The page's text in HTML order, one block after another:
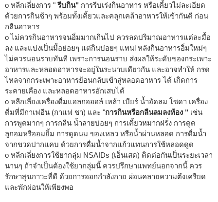
o หลีกเลี่ยงการ " รีบกิน" การรีบเร่งกินอาหาร หรือเคี้ยวไม่ละเอียด
ด้วยการกินช้าๆ พร้อมทั้งเคี้ยวและคลุกเคล้าอาหารให้เข้ากันดี ก่อน
กลืนอาหาร
o ไม่ควรกินอาหารจนอิ่มมากเกินไป ควรลดปริมาณอาหารแต่ละมื้อ
ลง และแบ่งเป็นมื้อย่อยๆ แต่กินบ่อยๆ แทนl หลังกินอาหารอิ่มใหม่ๆ
ไม่ควรนอนราบทันที เพราะการนอนราบ ส่งผลให้ระดับของกระเพาะ
อาหารและหลอดอาหารจะอยู่ในระนาบเดียวกัน และอาจทำให้ กรด
ไหลจากกระเพาะอาหารย้อนกลับเข้าสู่หลอดอาหาร ได้ เกิดการ
ระคายเคือง และหลอดอาหารอักเสบได้
o หลีกเลี่ยงเครื่องดื่มแอลกอฮอล์ เหล้า เบียร์ น้ำอัดลม โซดา เครื่อง
ดื่มที่มีกาเฟอีน (กาแฟ ชา) และ "การกินหรือกลืนลมลงท้อง " เช่น
การพูดมากๆ การกลืน น้ำลายบ่อยๆ การเคี้ยวหมากฝรั่ง การดูด
ลูกอมหรืออมยิ้ม การดูดนม ของเหลว หรือน้ำผ่านหลอด การดื่มน้ำ
จากขวดปากแคบ ด้วยการดื่มน้ำจากแก้วแทนการใช้หลอดดูด
o หลีกเลี่ยงการใช้ยากลุ่ม NSAIDs (เอ็นเสด) ติดต่อกันเป็นระยะเวลา
นานๆ ถ้าจำเป็นต้องใช้ยากลุ่มนี้ ควรปรึกษาแพทย์นอกจากนี้ ควร
รักษาสุขภาวะที่ดี ด้วยการออกกำลังกาย ผ่อนคลายความตึงเครียด
และพักผ่อนให้เพียงพอ